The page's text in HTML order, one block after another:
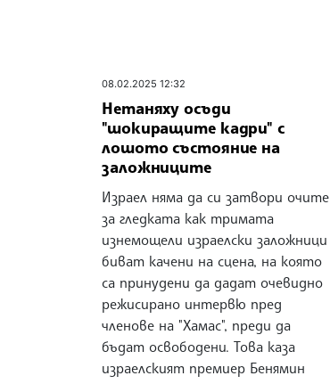
08.02.2025 12:32
Нетаняху осъди
"шокиращите кадри" с
лошото състояние на
заложниците
Израел няма да си затвори очите
за гледката как тримата
изнемощели израелски заложници
биват качени на сцена, на която
са принудени да дадат очевидно
режисирано интервю пред
членове на "Хамас", преди да
бъдат освободени. Това каза
израелският премиер Бенямин